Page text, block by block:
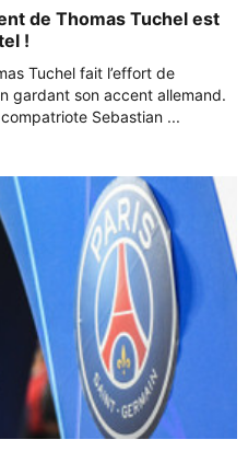
de Thomas Tuchel est
!
Tuchel fait l’effort de
gardant son accent allemand.
Sebastian ...